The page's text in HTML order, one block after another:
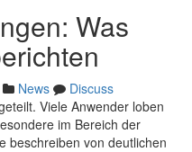
Was
News
Discuss
Viele Anwender loben
im Bereich der
beschreiben von deutlichen